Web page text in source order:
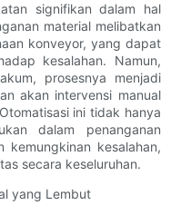
signifikan dalam hal
material melibatkan
konveyor, yang dapat
kesalahan. Namun,
prosesnya menjadi
akan intervensi manual
ini tidak hanya
dalam penanganan
kemungkinan kesalahan,
secara keseluruhan.
yang Lembut